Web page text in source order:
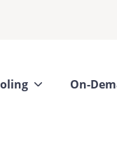
On-